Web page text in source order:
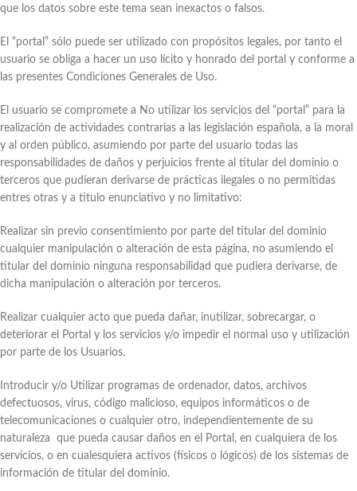
que los datos sobre este tema sean inexactos o falsos.
El “portal” sólo puede ser utilizado con propósitos legales, por tanto el
usuario se obliga a hacer un uso lícito y honrado del portal y conforme a
las presentes Condiciones Generales de Uso.
El usuario se compromete a No utilizar los servicios del “portal” para la
realización de actividades contrarias a las legislación española, a la moral
y al orden público, asumiendo por parte del usuario todas las
responsabilidades de daños y perjuicios frente al titular del dominio o
terceros que pudieran derivarse de prácticas ilegales o no permitidas
entres otras y a titulo enunciativo y no limitativo:
Realizar sin previo consentimiento por parte del titular del dominio
cualquier manipulación o alteración de esta página, no asumiendo el
titular del dominio ninguna responsabilidad que pudiera derivarse, de
dicha manipulación o alteración por terceros.
Realizar cualquier acto que pueda dañar, inutilizar, sobrecargar, o
deteriorar el Portal y los servicios y/o impedir el normal uso y utilización
por parte de los Usuarios.
Introducir y/o Utilizar programas de ordenador, datos, archivos
defectuosos, virus, código malicioso, equipos informáticos o de
telecomunicaciones o cualquier otro, independientemente de su
naturaleza que pueda causar daños en el Portal, en cualquiera de los
servicios, o en cualesquiera activos (físicos o lógicos) de los sistemas de
información de titular del dominio.